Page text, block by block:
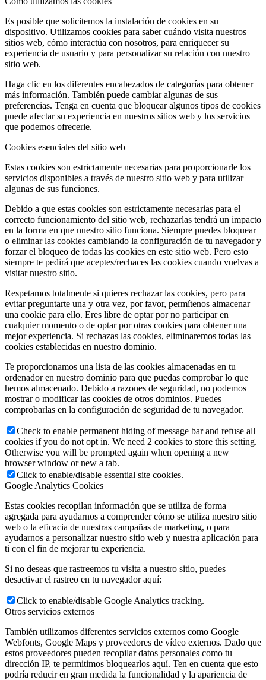
Es posible que solicitemos la instalación de cookies en su
dispositivo. Utilizamos cookies para saber cuándo visita nuestros
sitios web, cómo interactúa con nosotros, para enriquecer su
experiencia de usuario y para personalizar su relación con nuestro
sitio web.
Haga clic en los diferentes encabezados de categorías para obtener
más información. También puede cambiar algunas de sus
preferencias. Tenga en cuenta que bloquear algunos tipos de cookies
puede afectar su experiencia en nuestros sitios web y los servicios
que podemos ofrecerle.
Cookies esenciales del sitio web
Estas cookies son estrictamente necesarias para proporcionarle los
servicios disponibles a través de nuestro sitio web y para utilizar
algunas de sus funciones.
Debido a que estas cookies son estrictamente necesarias para el
correcto funcionamiento del sitio web, rechazarlas tendrá un impacto
en la forma en que nuestro sitio funciona. Siempre puedes bloquear
o eliminar las cookies cambiando la configuración de tu navegador y
forzar el bloqueo de todas las cookies en este sitio web. Pero esto
siempre te pedirá que aceptes/rechaces las cookies cuando vuelvas a
visitar nuestro sitio.
Respetamos totalmente si quieres rechazar las cookies, pero para
evitar preguntarte una y otra vez, por favor, permítenos almacenar
una cookie para ello. Eres libre de optar por no participar en
cualquier momento o de optar por otras cookies para obtener una
mejor experiencia. Si rechazas las cookies, eliminaremos todas las
cookies establecidas en nuestro dominio.
Te proporcionamos una lista de las cookies almacenadas en tu
ordenador en nuestro dominio para que puedas comprobar lo que
hemos almacenado. Debido a razones de seguridad, no podemos
mostrar o modificar las cookies de otros dominios. Puedes
comprobarlas en la configuración de seguridad de tu navegador.
Check to enable permanent hiding of message bar and refuse all
cookies if you do not opt in. We need 2 cookies to store this setting.
Otherwise you will be prompted again when opening a new
browser window or new a tab.
Click to enable/disable essential site cookies.
Google Analytics Cookies
Estas cookies recopilan información que se utiliza de forma
agregada para ayudarnos a comprender cómo se utiliza nuestro sitio
web o la eficacia de nuestras campañas de marketing, o para
ayudarnos a personalizar nuestro sitio web y nuestra aplicación para
ti con el fin de mejorar tu experiencia.
Si no deseas que rastreemos tu visita a nuestro sitio, puedes
desactivar el rastreo en tu navegador aquí:
Click to enable/disable Google Analytics tracking.
Otros servicios externos
También utilizamos diferentes servicios externos como Google
Webfonts, Google Maps y proveedores de vídeo externos. Dado que
estos proveedores pueden recopilar datos personales como tu
dirección IP, te permitimos bloquearlos aquí. Ten en cuenta que esto
podría reducir en gran medida la funcionalidad y la apariencia de